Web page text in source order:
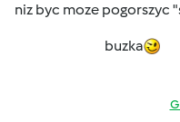
niz byc moze pogorszyc
buzka